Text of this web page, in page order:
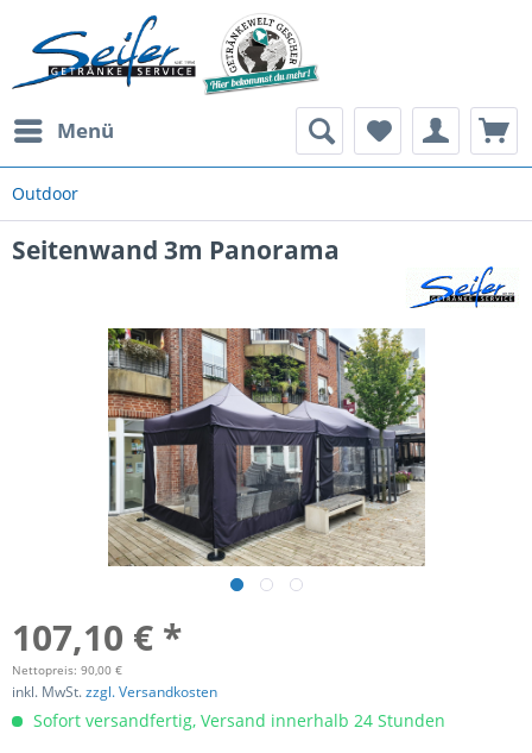
Menü
Outdoor
Seitenwand 3m Panorama
107,10 € *
Nettopreis: 90,00 €
inkl. MwSt.zzgl. Versandkosten
Sofort versandfertig, Versand innerhalb 24 Stunden